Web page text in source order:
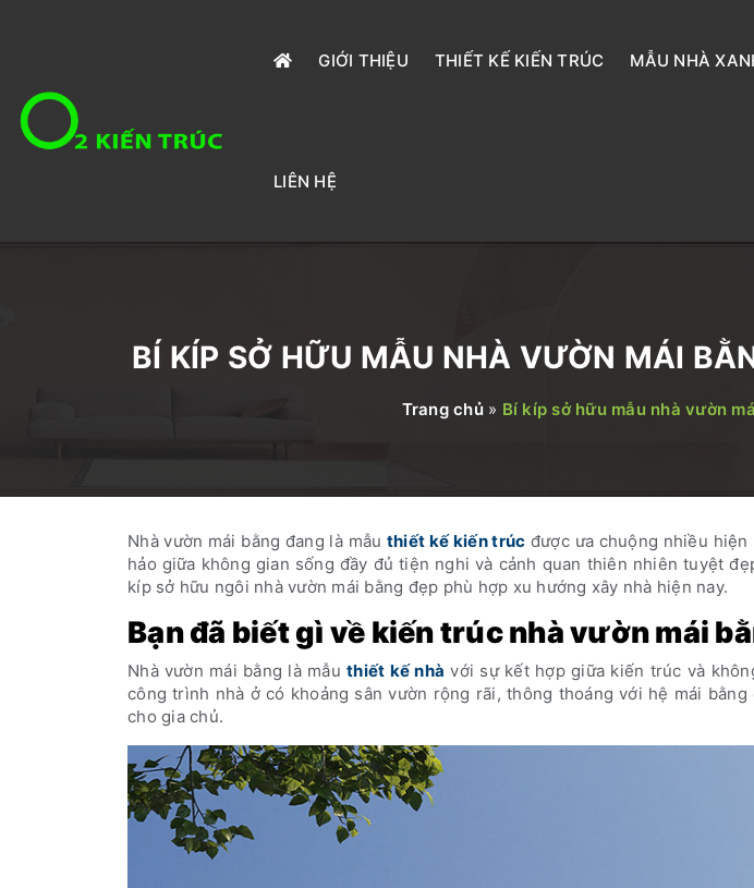
GIỚI THIỆU THIẾT KẾ KIẾN TRÚC MẪU NHÀ
LIÊN HỆ
BÍ KÍP SỞ HỮU MẪU NHÀ VƯỜN MÁI
Trang chủ» Bí kíp sở hữu mẫu nhà vườn
Nhà vườn mái bằng đang là mẫu thiết kế kiến trúc được ưa chuộng nhiều
hảo giữa không gian sống đầy đủ tiện nghi và cảnh quan thiên nhiên tuyệt
kíp sở hữu ngôi nhà vườn mái bằng đẹp phù hợp xu hướng xây nhà hiện nay.
Bạn đã biết gì về kiến trúc nhà vườn mái
Nhà vườn mái bằng là mẫuthiết kế nhà với sự kết hợp giữa kiến trúc và
công trình nhà ở có khoảng sân vườn rộng rãi, thông thoáng với hệ mái
cho gia chủ.